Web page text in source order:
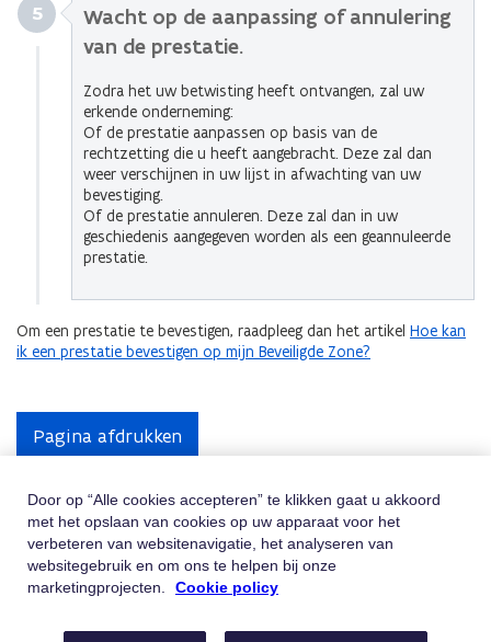
5
Wacht op de aanpassing of annulering
van de prestatie.
Zodra het uw betwisting heeft ontvangen, zal uw
erkende onderneming:
Of de prestatie aanpassen op basis van de
rechtzetting die u heeft aangebracht. Deze zal dan
weer verschijnen in uw lijst in afwachting van uw
bevestiging.
Of de prestatie annuleren. Deze zal dan in uw
geschiedenis aangegeven worden als een geannuleerde
prestatie.
Om een prestatie te bevestigen, raadpleeg dan het artikel Hoe kan
ik een prestatie bevestigen op mijn Beveiligde Zone?
Pagina afdrukken
Hulp Nodig
Vindt u niet wat u zoekt? Contacteer ons
Door op “Alle cookies accepteren” te klikken gaat u akkoord
met het opslaan van cookies op uw apparaat voor het
verbeteren van websitenavigatie, het analyseren van
websitegebruik en om ons te helpen bij onze
marketingprojecten.
Cookie policy